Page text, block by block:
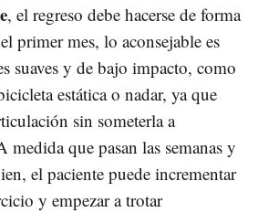
, el regreso debe hacerse de forma
primer mes, lo aconsejable es
suaves y de bajo impacto, como
estática o nadar, ya que
sin someterla a
medida que pasan las semanas y
el paciente puede incrementar
y empezar a trotar